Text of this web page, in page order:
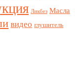
Ликбез Масла
видео глушитель